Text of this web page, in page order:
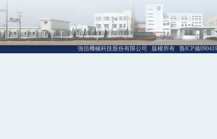
強信機械科技股份有限公司 版權所有 魯ICP備